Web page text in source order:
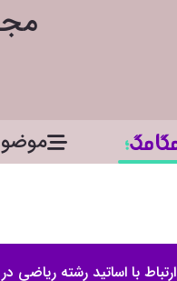
ارتباط با اساتید رشته ریاضی در 3گام